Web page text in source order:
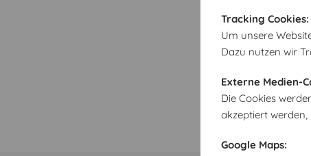
Tracking Cookies:
Um unsere
Dazu nutzen wir
Externe Medien-
Die Cookies
akzeptiert
Google Maps: